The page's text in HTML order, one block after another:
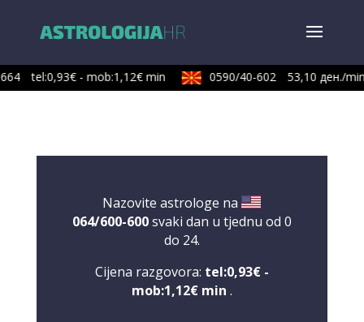
tel:0,93€ - mob:1,12€ min 0590/40-602 53,10 ден./min
Nazovite astrologe na
064/600-600svaki dan u tjednu od 0
do 24.
Cijena razgovora: tel:0,93€ -
mob:1,12€ min .